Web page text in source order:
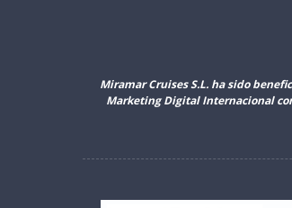
Miramar Cruises S.L. ha sido
Marketing Digital Internacional